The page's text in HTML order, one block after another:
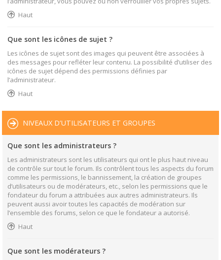
Haut
Que sont les icônes de sujet ?
Les icônes de sujet sont des images qui peuvent être associées à
des messages pour refléter leur contenu. La possibilité d’utiliser des
icônes de sujet dépend des permissions définies par
l’administrateur.
Haut
NIVEAUX D’UTILISATEURS ET GROUPES
Que sont les administrateurs ?
Les administrateurs sont les utilisateurs qui ont le plus haut niveau
de contrôle sur tout le forum. Ils contrôlent tous les aspects du forum
comme les permissions, le bannissement, la création de groupes
d’utilisateurs ou de modérateurs, etc., selon les permissions que le
fondateur du forum a attribuées aux autres administrateurs. Ils
peuvent aussi avoir toutes les capacités de modération sur
l’ensemble des forums, selon ce que le fondateur a autorisé.
Haut
Que sont les modérateurs ?